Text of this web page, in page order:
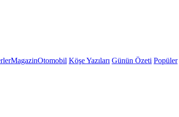
MagazinOtomobil Köşe Yazıları Günün Özeti Popüler